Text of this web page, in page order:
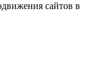
сайтов в